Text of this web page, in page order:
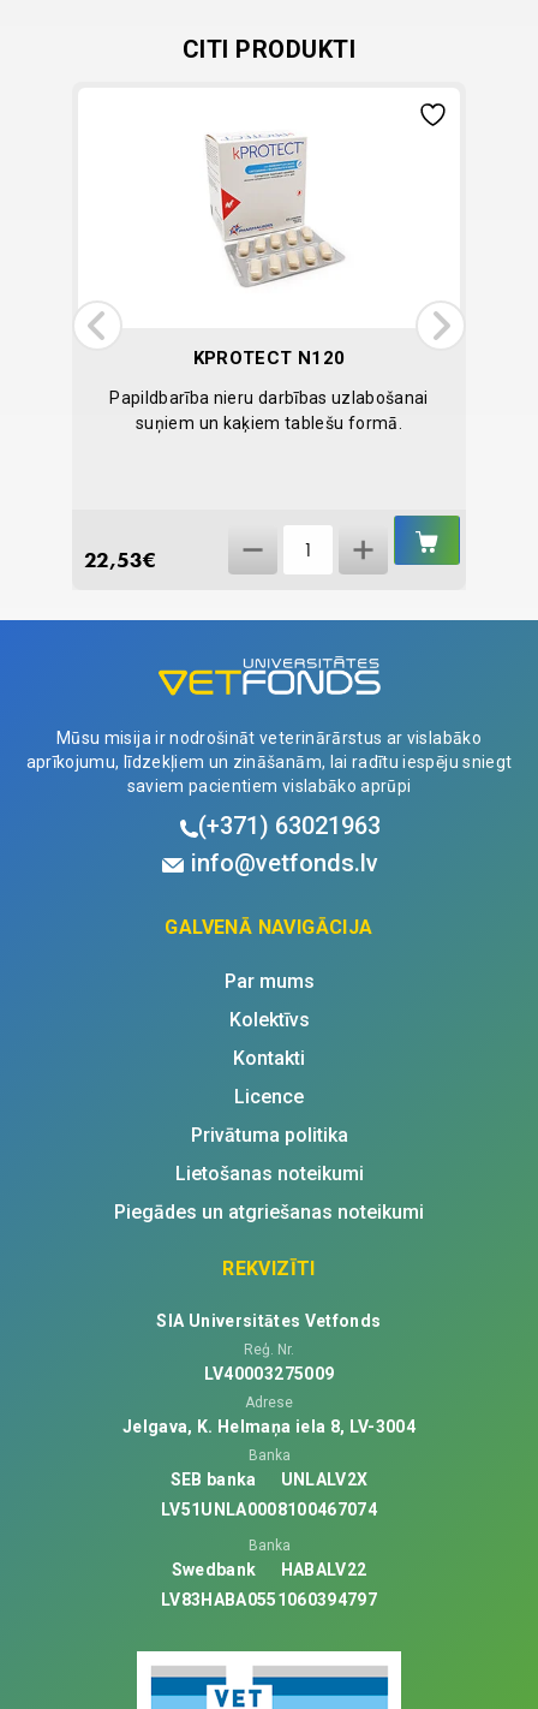
CITI PRODUKTI
GROZĀ
KPROTECT N120
Papildbarība nieru darbības uzlabošanai
suņiem un kaķiem tablešu formā.
22,53€
N120
Mūsu misija ir nodrošināt veterinārārstus ar vislabāko
aprīkojumu, līdzekļiem un zināšanām, lai radītu iespēju sniegt
saviem pacientiem vislabāko aprūpi
(+371) 63021963
info@vetfonds.lv
GALVENĀ NAVIGĀCIJA
Par mums
Kolektīvs
Kontakti
Licence
Privātuma politika
Lietošanas noteikumi
Piegādes un atgriešanas noteikumi
REKVIZĪTI
SIA Universitātes Vetfonds
Reģ. Nr.
LV40003275009
Adrese
Jelgava, K. Helmaņa iela 8, LV-3004
Banka
SEB banka
UNLALV2X
LV51UNLA0008100467074
Banka
Swedbank
HABALV22
LV83HABA0551060394797